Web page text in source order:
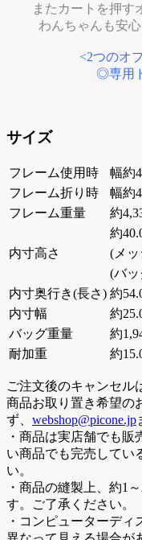
またカートを押す
わんちゃんも安
<2つのオ
◎専用
サイズ
フレーム使用時
幅約
フレーム折り時
幅約
フレーム重量
約
約
内寸高さ
(メ
(バッ
内寸奥行き(長さ) 約
内寸幅
約
バッグ重量
約
耐加重
約
ご注文後のキャンセル
商品お取り置き希望の
ず、 webshop@picone.jp
・商品は実店舗でも
い商品でも完売してい
い。
・商品の縫製上、約1
す。ご了承ください。
・コンピューターデ